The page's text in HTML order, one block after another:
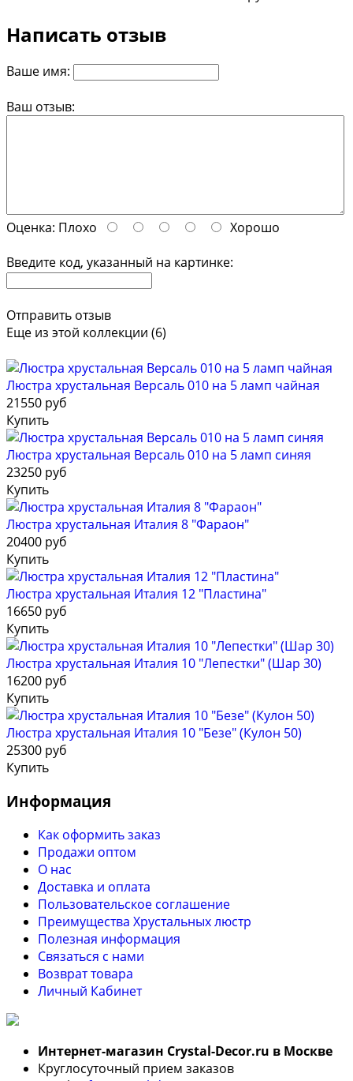
Написать отзыв
Ваше имя:
Ваш отзыв:
Оценка: Плохо
Хорошо
Введите код, указанный на картинке:
Отправить отзыв
Еще из этой коллекции (6)
Люстра хрустальная Версаль 010 на 5 ламп чайная
21550 руб
Купить
Люстра хрустальная Версаль 010 на 5 ламп синяя
23250 руб
Купить
Люстра хрустальная Италия 8 "Фараон"
20400 руб
Купить
Люстра хрустальная Италия 12 "Пластина"
16650 руб
Купить
Люстра хрустальная Италия 10 "Лепестки" (Шар 30)
16200 руб
Купить
Люстра хрустальная Италия 10 "Безе" (Кулон 50)
25300 руб
Купить
Информация
Как оформить заказ
Продажи оптом
О нас
Доставка и оплата
Пользовательское соглашение
Преимущества Хрустальных люстр
Полезная информация
Связаться с нами
Возврат товара
Личный Кабинет
Интернет-магазин Crystal-Decor.ru в Москве
Круглосуточный прием заказов